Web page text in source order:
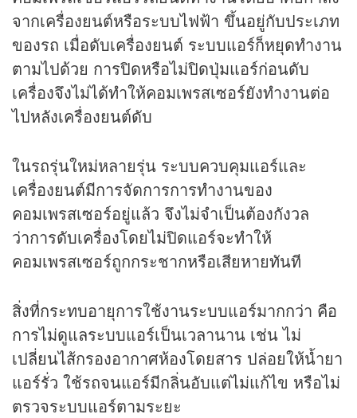
จากเครื่องยนต์หรือระบบไฟฟ้า ขึ้นอยู่กับประเภท
ของรถ เมื่อดับเครื่องยนต์ ระบบแอร์ก็หยุดทำงาน
ตามไปด้วย การปิดหรือไม่ปิดปุ่มแอร์ก่อนดับ
เครื่องจึงไม่ได้ทำให้คอมเพรสเซอร์ยังทำงานต่อ
ไปหลังเครื่องยนต์ดับ
ในรถรุ่นใหม่หลายรุ่น ระบบควบคุมแอร์และ
เครื่องยนต์มีการจัดการการทำงานของ
คอมเพรสเซอร์อยู่แล้ว จึงไม่จำเป็นต้องกังวล
ว่าการดับเครื่องโดยไม่ปิดแอร์จะทำให้
คอมเพรสเซอร์ถูกกระชากหรือเสียหายทันที
สิ่งที่กระทบอายุการใช้งานระบบแอร์มากกว่า คือ
การไม่ดูแลระบบแอร์เป็นเวลานาน เช่น ไม่
เปลี่ยนไส้กรองอากาศห้องโดยสาร ปล่อยให้น้ำยา
แอร์รั่ว ใช้รถจนแอร์มีกลิ่นอับแต่ไม่แก้ไข หรือไม่
ตรวจระบบแอร์ตามระยะ